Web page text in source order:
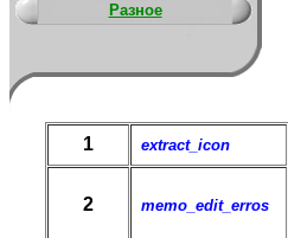
Разное
1 extract_icon
2 memo_edit_erros